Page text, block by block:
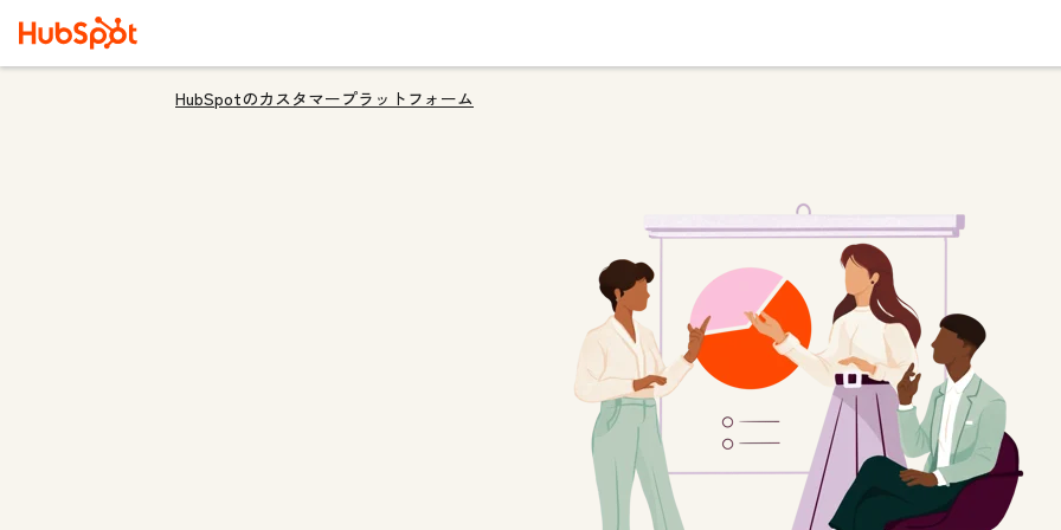
HubSpotのカスタマープラットフォーム